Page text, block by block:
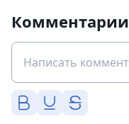
Комментарии